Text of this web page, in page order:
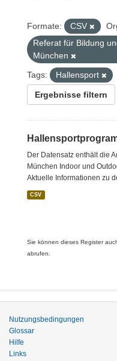
Formate: CSV
Referat für Bildung
München
Tags:
Hallensport
Ergebnisse filtern
Der Datensatz enthält die
München Indoor und
Aktuelle Informationen zu
CSV
Sie können dieses Register
abrufen.
Nutzungsbedingungen
Glossar
Hilfe
Links